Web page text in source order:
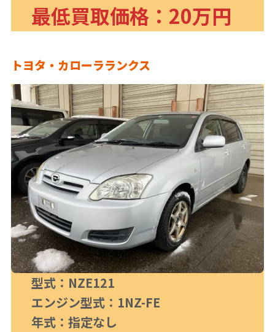
最低買取価格：20万円
トヨタ・カローラランクス
型式：NZE121
エンジン型式：1NZ-FE
年式：指定なし